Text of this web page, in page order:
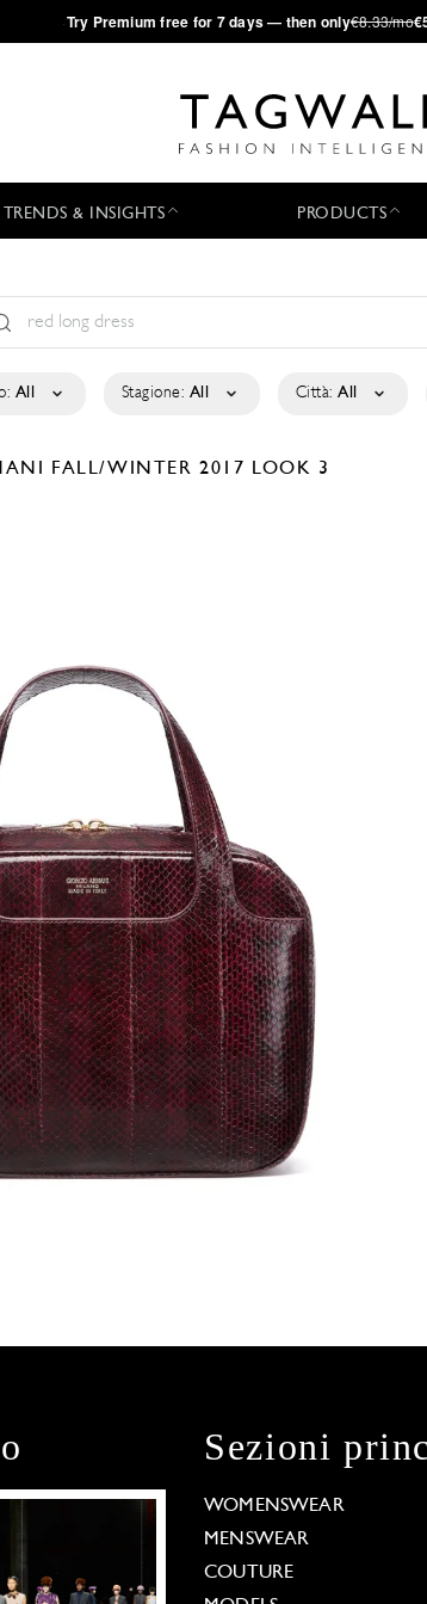
·Try Premium free for 7 days — then only€8.33/mo
TRENDS & INSIGHTS PRODUCTS
All Stagione: All Città: All
FALL/WINTER 2017 LOOK 3
Sezioni
WOMENSWEAR
MENSWEAR
COUTURE